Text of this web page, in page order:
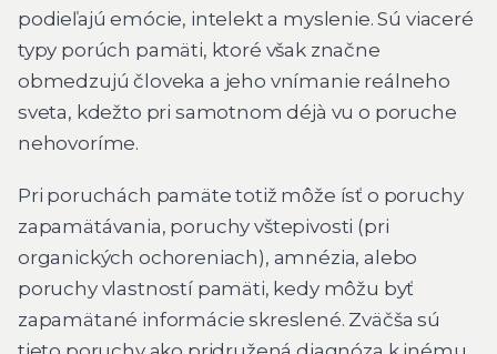
podieľajú emócie, intelekt a myslenie. Sú viaceré
typy porúch pamäti, ktoré však značne
obmedzujú človeka a jeho vnímanie reálneho
sveta, kdežto pri samotnom déjà vu o poruche
nehovoríme.
Pri poruchách pamäte totiž môže ísť o poruchy
zapamätávania, poruchy vštepivosti (pri
organických ochoreniach), amnézia, alebo
poruchy vlastností pamäti, kedy môžu byť
zapamätané informácie skreslené. Zväčša sú